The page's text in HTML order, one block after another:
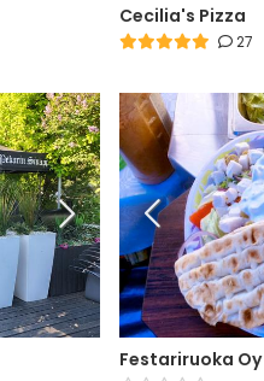
Cecilia's Pizza
27
Festariruoka Oy